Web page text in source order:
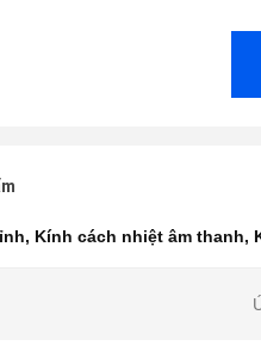
, Kính cách nhiệt âm thanh,